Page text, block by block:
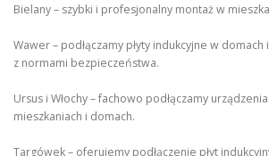
Bielany – szybki i profesjonalny montaż w
Wawer – podłączamy płyty indukcyjne w
z normami bezpieczeństwa.
Ursus i Włochy – fachowo podłączamy
mieszkaniach i domach.
Targówek – oferujemy podłączenie płyt